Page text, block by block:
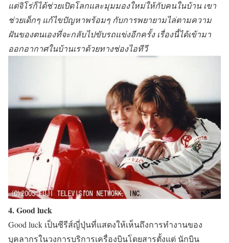
แต่จิโร่ก็ได้ช่วยเปิดโลกและมุมมองใหม่ให้กับคนในบ้าน เขา
ช่วยเด็กๆ แก้ไขปัญหาพร้อมๆ กับการพยายามไล่ตามความ
ฝันของตนเองที่จะกลับไปขับรถแข่งอีกครั้ง เรื่องนี้ได้เข้ามา
ออกอากาศในบ้านเราด้วยทางช่องไอทีวี
4. Good luck
Good luck เป็นซีรีส์ญี่ปุ่นที่แสดงให้เห็นถึงการทำงานของ
บุคลากรในวงการบริการเครื่องบินโดยสารตั้งแต่ นักบิน